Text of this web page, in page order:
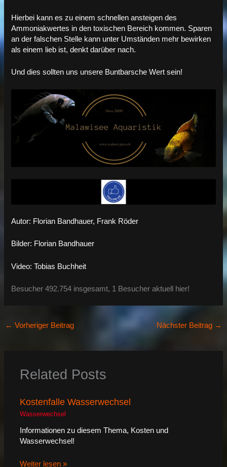
Hierbei kann es zu einem schnellen ansteigen des
Ammoniakwertes in den toxischen Bereich kommen. Sparen
an der falschen Stelle kann unter Umständen mehr bewirken
als einem lieb ist, denkt darüber nach.
Und dies sollten uns unsere Buntbarsche Wert sein!
Autor: Florian Bandhauer, Frank Röder
Bilder: Florian Bandhauer
Video: Tobias Buchheit
Besucher 492.754 insgesamt, 1 Besucher aktuell hier!
← Vorheriger Beitrag Nächster Beitrag →
Related Posts
Kostenfalle Wasserwechsel
Wasserwechsel
Informationen zu diesem Thema, Kosten und
Wasserwechsel!
Weiter lesen »